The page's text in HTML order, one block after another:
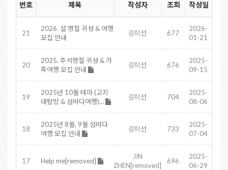
번호 제목 작성자 조회 작성일
21
2026. 설 명절 귀성 & 여행
모집 안내
김미선 677
2026-
01-21
20
2025. 추석명절 귀성 & 가
족여행 모집 안내
김미선 676
2025-
09-15
19
2025년 10월 테마 (고지
대탐방 & 섬바다여행)…
김미선 704
2025-
08-06
18
2025년 8월, 9월 섬바다
여행 모집 안내
김미선 733
2025-
07-04
17 Help me[removed]
JIN
ZHEN[removed]
696
2025-
06-29